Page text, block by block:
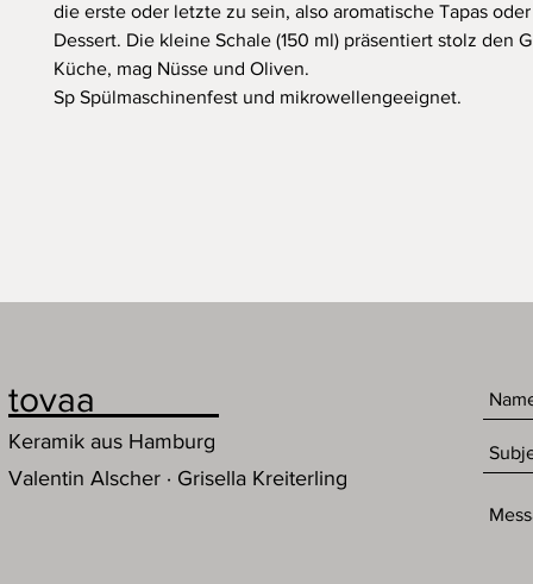
die erste oder letzte zu sein, also aromatische Tapas
Dessert. Die kleine Schale (150 ml) präsentiert stolz den
Küche, mag Nüsse und Oliven.
Sp Spülmaschinenfest und mikrowellengeeignet.
tovaa
Keramik aus Hamburg
Valentin Alscher · Grisella Kreiterling